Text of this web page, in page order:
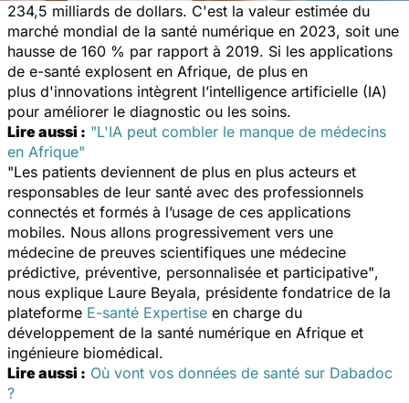
234,5 milliards de dollars. C'est la valeur estimée du
marché mondial de la santé numérique en 2023, soit une
hausse de 160 % par rapport à 2019. Si les applications
de e-santé explosent en Afrique, de plus en
plus d'innovations intègrent l’intelligence artificielle (IA)
pour améliorer le diagnostic ou les soins.
Lire aussi : "L'IA peut combler le manque de médecins
en Afrique"
"Les patients deviennent de plus en plus acteurs et
responsables de leur santé avec des professionnels
connectés et formés à l’usage de ces applications
mobiles. Nous allons progressivement vers une
médecine de preuves scientifiques une médecine
prédictive, préventive, personnalisée et participative",
nous explique Laure Beyala, présidente fondatrice de la
plateforme E-santé Expertise en charge du
développement de la santé numérique en Afrique et
ingénieure biomédical.
Lire aussi : Où vont vos données de santé sur Dabadoc
?